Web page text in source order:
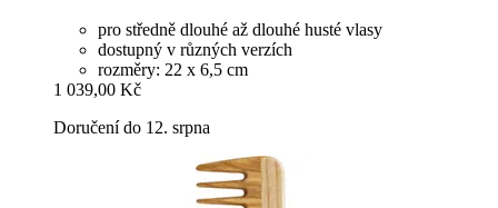
pro středně dlouhé až dlouhé husté vlasy
dostupný v různých verzích
rozměry: 22 x 6,5 cm
1 039,00 Kč
Doručení do 12. srpna